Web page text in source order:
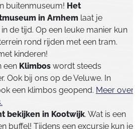
buitenmuseum! Het
in Arnhem laat je
de tijd. Op een leuke manier kun
rond rijden met een tram.
kinderen!
een Klimbos wordt steeds
Ook bij ons op de Veluwe. In
een klimbos geopend. Meer over
bekijken in Kootwijk. Wat is een
buffel! Tijdens een excursie kun je